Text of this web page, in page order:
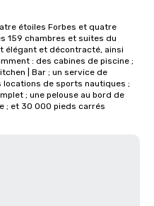
étoiles Forbes et quatre
159 chambres et suites du
élégant et décontracté, ainsi
: des cabines de piscine ;
| Bar ; un service de
de sports nautiques ;
; une pelouse au bord de
; et 30 000 pieds carrés